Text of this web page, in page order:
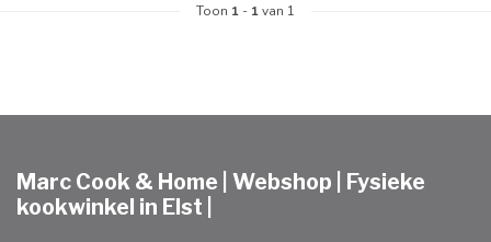
Toon 1 - 1van 1
Marc Cook & Home | Webshop | Fysieke
kookwinkel in Elst |